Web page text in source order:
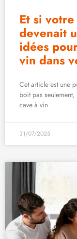
Et si
devenait
idées
vin dans
Cet article est une
boit pas
cave à vin
31/07/2025